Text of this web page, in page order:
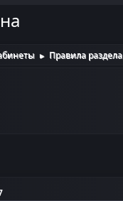
► Правила раздела